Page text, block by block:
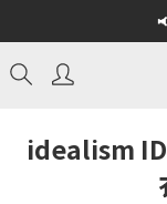
idealism